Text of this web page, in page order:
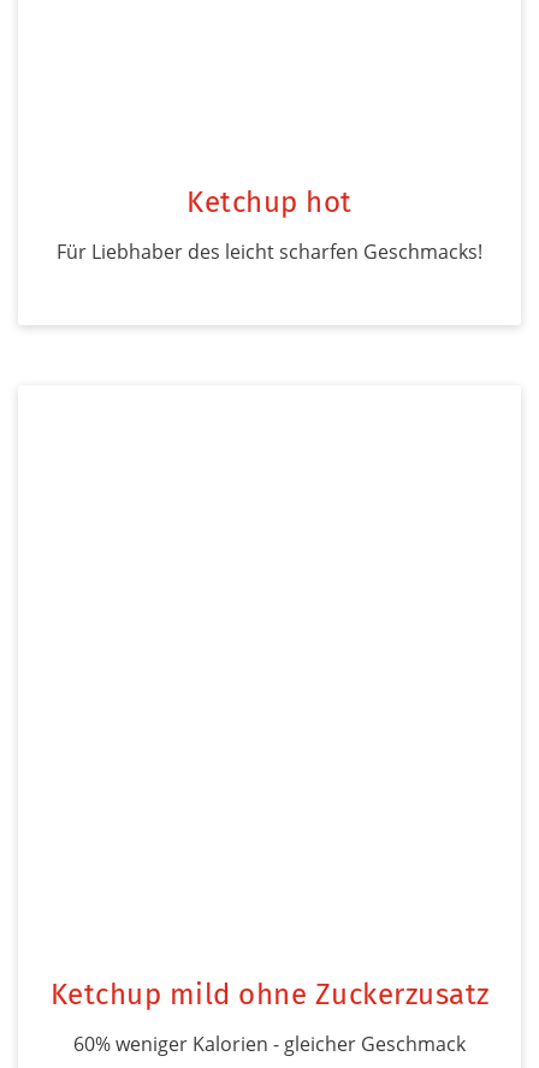
Ketchup hot
Für Liebhaber des leicht scharfen Geschmacks!
Ketchup mild ohne Zuckerzusatz
60% weniger Kalorien - gleicher Geschmack